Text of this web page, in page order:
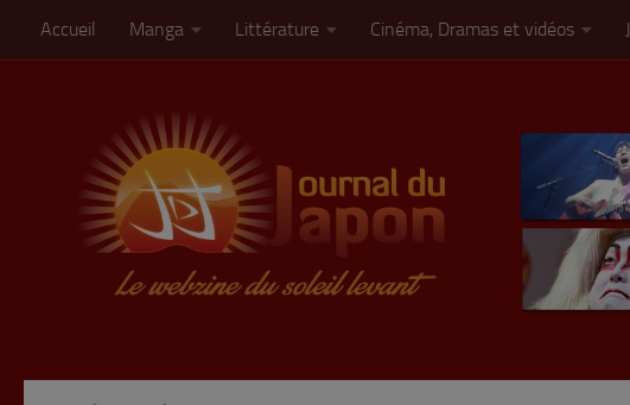
Skip to content
Accueil Manga Littérature Cinéma, Dramas et vidéos